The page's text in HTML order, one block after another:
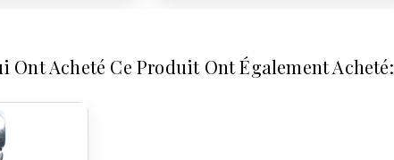
Ont Acheté Ce Produit Ont Également Acheté: